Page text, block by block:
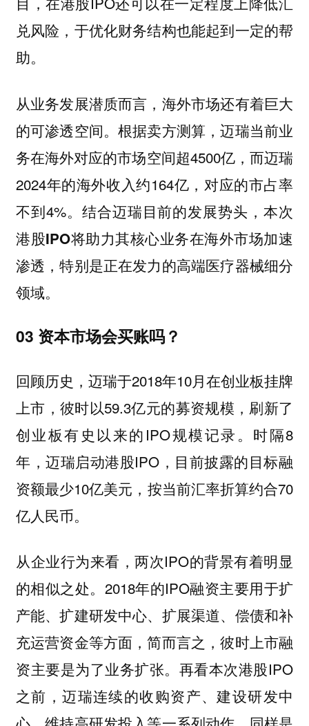
兑风险，于优化财务结构也能起到一定的帮
助。
从业务发展潜质而言，海外市场还有着巨大
的可渗透空间。根据卖方测算，迈瑞当前业
务在海外对应的市场空间超4500亿，而迈瑞
2024年的海外收入约164亿，对应的市占率
不到4%。 结合迈瑞目前的发展势头，本次
港股IPO将助力其核心业务在海外市场加速
渗透，特别是正在发力的高端医疗器械细分
领域。
03 资本市场会买账吗？
回顾历史，迈瑞于2018年10月在创业板挂牌
上市，彼时以59.3亿元的募资规模，刷新了
创业板有史以来的IPO规模记录。时隔8
年，迈瑞启动港股IPO，目前披露的目标融
资额最少10亿美元，按当前汇率折算约合70
亿人民币。
从企业行为来看，两次IPO的背景有着明显
的相似之处。2018年的IPO融资主要用于扩
产能、扩建研发中心、扩展渠道、偿债和补
充运营资金等方面，简而言之，彼时上市融
资主要是为了业务扩张。再看本次港股IPO
之前，迈瑞连续的收购资产、建设研发中